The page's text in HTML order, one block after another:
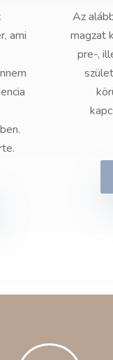
ami
Az
magzat
pre-,